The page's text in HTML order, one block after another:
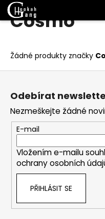
PřejítCosmo
Žádné produkty značky
K
o Zpět
Zpět
C
o
o
t
ř
e
b
u
Z
Odebírat
Nezmeškejte žádné
E-mail
Vložením e-mailu
ochrany osobních
PŘIHLÁSIT SE